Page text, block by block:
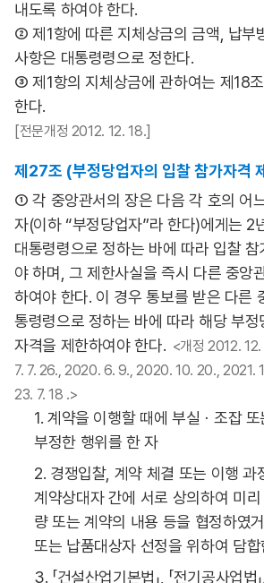
내도록 하여야 한다.
② 제1항에 따른 지체상금의 금액, 납부
사항은 대통령령으로 정한다.
③ 제1항의 지체상금에 관하여는 제18
한다.
[전문개정 2012. 12. 18.]
제27조 (부정당업자의 입찰 참가자격
① 각 중앙관서의 장은 다음 각 호의 어
자(이하 “부정당업자”라 한다)에게는 2
대통령령으로 정하는 바에 따라 입찰 참
야 하며, 그 제한사실을 즉시 다른 중앙
하여야 한다. 이 경우 통보를 받은 다른
통령령으로 정하는 바에 따라 해당 부
자격을 제한하여야 한다. <개정 2012.
7. 7. 26., 2020. 6. 9., 2020. 10. 20., 2021.
23. 7. 18 .>
1. 계약을 이행할 때에 부실ㆍ조잡
부정한 행위를 한 자
2. 경쟁입찰, 계약 체결 또는 이행 과
계약상대자 간에 서로 상의하여 미
량 또는 계약의 내용 등을 협정하였
또는 납품대상자 선정을 위하여 담
3. 「건설산업기본법」, 「전기공사업법